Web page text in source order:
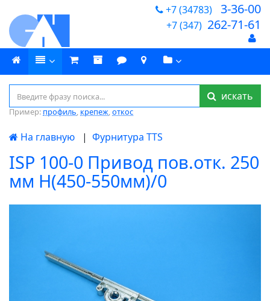
+7 (34783) 3-36-00
+7 (347) 262-71-61
искать
Пример: профиль, крепеж,откос
На главную | Фурнитура TTS
ISP 100-0 Привод пов.отк. 250
мм Н(450-550мм)/0